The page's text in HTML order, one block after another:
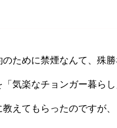
ために禁煙なんて、殊
気楽なチョンガー暮ら
えてもらったのですが、